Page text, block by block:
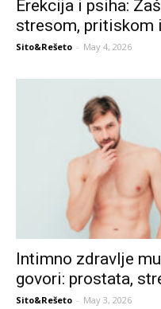
Erekcija i psiha:
stresom, pritiskom
Sito&Rešeto - May 4, 2026
Intimno zdravlje
govori: prostata,
Sito&Rešeto - May 3, 2026